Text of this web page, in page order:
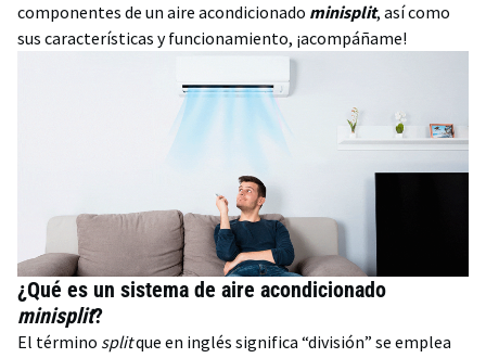
componentes de un aire acondicionado minisplit, así como
sus características y funcionamiento, ¡acompáñame!
¿Qué es un sistema de aire acondicionado
minisplit?
El término splitque en inglés significa “división” se emplea